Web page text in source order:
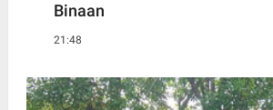
Binaan
21:48